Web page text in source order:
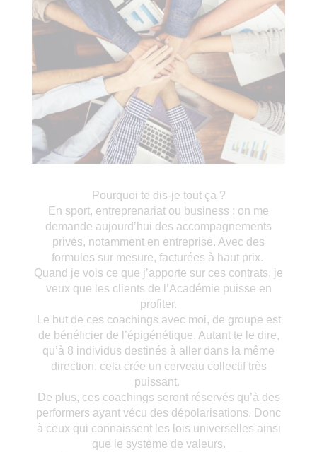
Pourquoi te dis-je tout ça ?
En sport, entreprenariat ou business : on me
demande aujourd’hui des accompagnements
privés, notamment en entreprise. Avec des
formules sur mesure, facturées à haut prix.
Quand je vois ce que j’apporte sur ces contrats, je
veux que les clients de l’Académie puisse en
profiter.
Le but de ces coachings avec moi, de groupe est
de bénéficier de l’épigénétique. Autant te le dire,
qu’à 8 individus destinés à aller dans la même
direction, cela crée un cerveau collectif très
puissant.
De plus, ces coachings seront réservés qu’à des
performers ayant vécu des dépolarisations. Donc
à ceux qui connaissent les lois universelles ainsi
que le système de valeurs.